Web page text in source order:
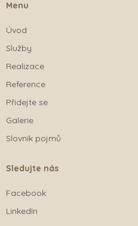
Menu
Úvod
Služby
Realizace
Reference
Přidejte se
Galerie
Slovník pojmů
Sledujte nás
Facebook
LinkedIn